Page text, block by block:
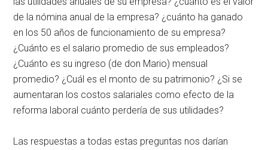
de la nómina anual de la empresa? ¿cuánto ha ganado
en los 50 años de funcionamiento de su empresa?
¿Cuánto es el salario promedio de sus empleados?
¿Cuánto es su ingreso (de don Mario) mensual
promedio? ¿Cuál es el monto de su patrimonio? ¿Si se
aumentaran los costos salariales como efecto de la
reforma laboral cuánto perdería de sus utilidades?
Las respuestas a todas estas preguntas nos darían